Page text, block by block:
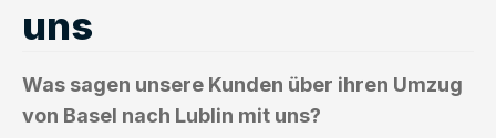
uns
Was sagen unsere Kunden über ihren Umzug
von Basel nach Lublin mit uns?